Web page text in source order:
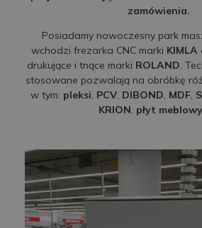
zamówienia.
Posiadamy nowoczesny park
wchodzi frezarka CNC marki KIMLA
drukujące i tnące marki ROLAND.
stosowane pozwalają na obróbkę
w tym: pleksi, PCV, DIBOND, MDF,
KRION, płyt